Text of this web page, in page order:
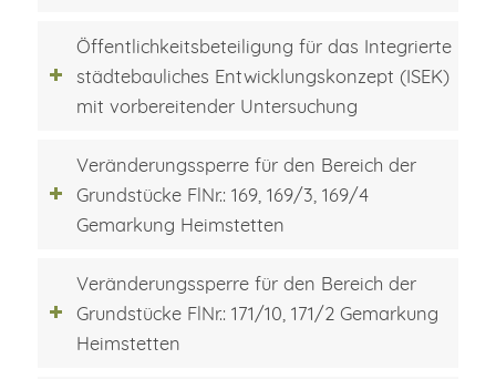
Öffentlichkeitsbeteiligung für das Integrierte
städtebauliches Entwicklungskonzept (ISEK)
mit vorbereitender Untersuchung
Veränderungssperre für den Bereich der
Grundstücke FlNr.: 169, 169/3, 169/4
Gemarkung Heimstetten
Veränderungssperre für den Bereich der
Grundstücke FlNr.: 171/10, 171/2 Gemarkung
Heimstetten